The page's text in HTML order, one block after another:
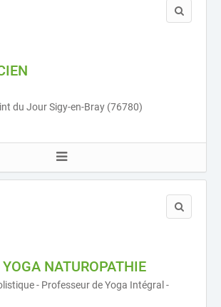
du Jour Sigy-en-Bray (76780)
NATUROPATHIE
- Professeur de Yoga Intégral -